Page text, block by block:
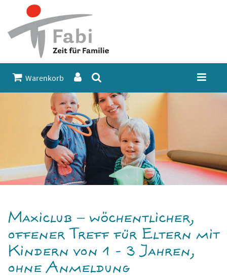
Warenkorb
Maxiclub – wöchentlicher,
offener Treff für Eltern mit
Kindern von 1 - 3 Jahren,
ohne Anmeldung